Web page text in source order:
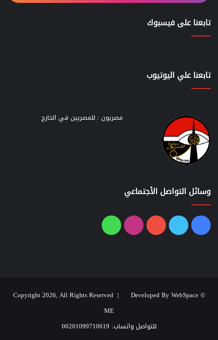
تابعنا على فيسبوك
تابعنا علي اليوتيوب
مصريون : للمصريين في الخارج
وسائل التواصل الأجتماعي
فيسبوك
تويتر يوتيوبانستقرامواتساب
© Copyright 2026, All Rights Reserved |
Developed By WebSpace
ME
للتواصل واتساب: 00201099710619